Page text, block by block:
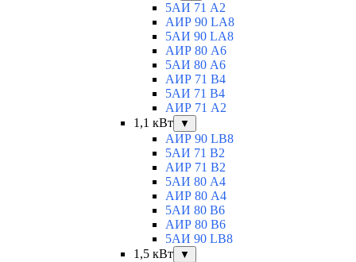
5АИ 71 A2
АИР 90 LA8
5АИ 90 LA8
АИР 80 А6
5АИ 80 A6
АИР 71 В4
5АИ 71 B4
АИР 71 A2
1,1 кВт
▼
АИР 90 LB8
5АИ 71 B2
АИР 71 В2
5АИ 80 A4
АИР 80 А4
5АИ 80 В6
АИР 80 B6
5АИ 90 LB8
1,5 кВт
▼